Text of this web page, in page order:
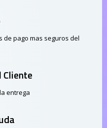
de pago mas seguros del
Cliente
entrega